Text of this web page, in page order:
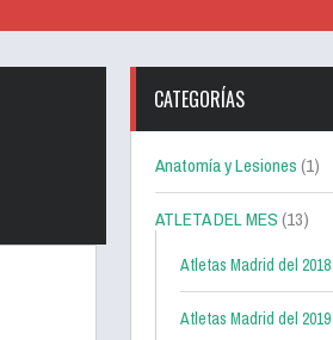
CATEGORÍAS
Anatomía y Lesiones(1)
ATLETA DEL MES(13)
Atletas Madrid del 2018
Atletas Madrid del 2019